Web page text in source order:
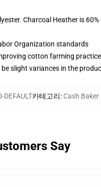
Charcoal Heather is
Organization standards
cotton farming
slight variances in the
카테고리: Cash Baker
Say